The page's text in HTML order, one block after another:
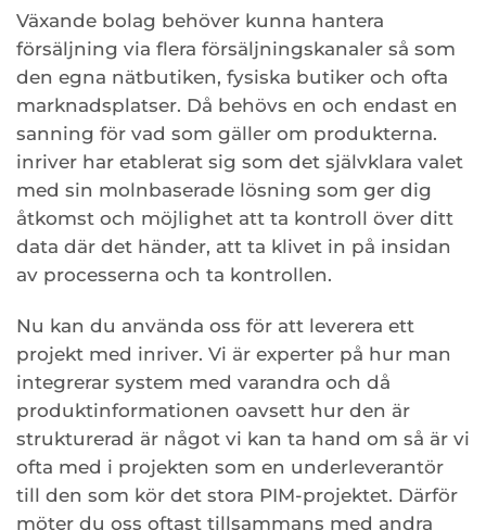
Växande bolag behöver kunna hantera
försäljning via flera försäljningskanaler så som
den egna nätbutiken, fysiska butiker och ofta
marknadsplatser. Då behövs en och endast en
sanning för vad som gäller om produkterna.
inriver har etablerat sig som det självklara valet
med sin molnbaserade lösning som ger dig
åtkomst och möjlighet att ta kontroll över ditt
data där det händer, att ta klivet in på insidan
av processerna och ta kontrollen.
Nu kan du använda oss för att leverera ett
projekt med inriver. Vi är experter på hur man
integrerar system med varandra och då
produktinformationen oavsett hur den är
strukturerad är något vi kan ta hand om så är vi
ofta med i projekten som en underleverantör
till den som kör det stora PIM-projektet. Därför
möter du oss oftast tillsammans med andra